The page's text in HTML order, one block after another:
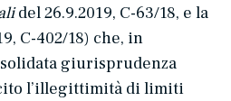
del 26.9.2019, C-63/18, e la
C-402/18) che, in
giurisprudenza
l’illegittimità di limiti